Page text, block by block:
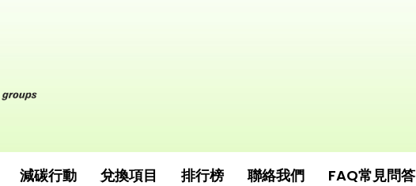
減碳行動 兌換項目 排行榜 聯絡我們 FAQ常見問答